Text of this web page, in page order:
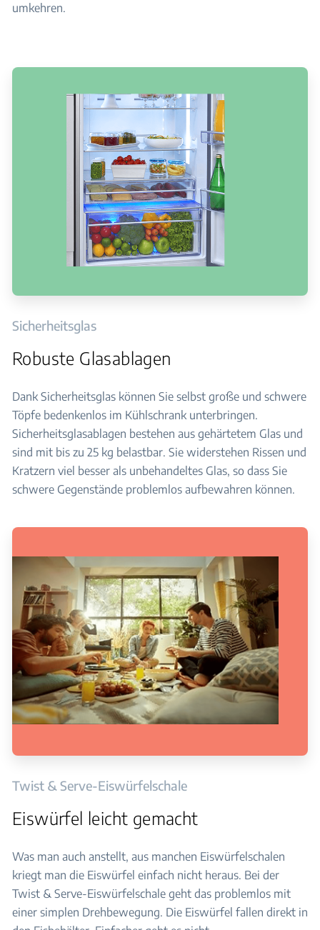
umkehren.
Sicherheitsglas
Robuste Glasablagen
Dank Sicherheitsglas können Sie selbst große und schwere
Töpfe bedenkenlos im Kühlschrank unterbringen.
Sicherheitsglasablagen bestehen aus gehärtetem Glas und
sind mit bis zu 25 kg belastbar. Sie widerstehen Rissen und
Kratzern viel besser als unbehandeltes Glas, so dass Sie
schwere Gegenstände problemlos aufbewahren können.
Twist & Serve-Eiswürfelschale
Eiswürfel leicht gemacht
Was man auch anstellt, aus manchen Eiswürfelschalen
kriegt man die Eiswürfel einfach nicht heraus. Bei der
Twist & Serve-Eiswürfelschale geht das problemlos mit
einer simplen Drehbewegung. Die Eiswürfel fallen direkt in